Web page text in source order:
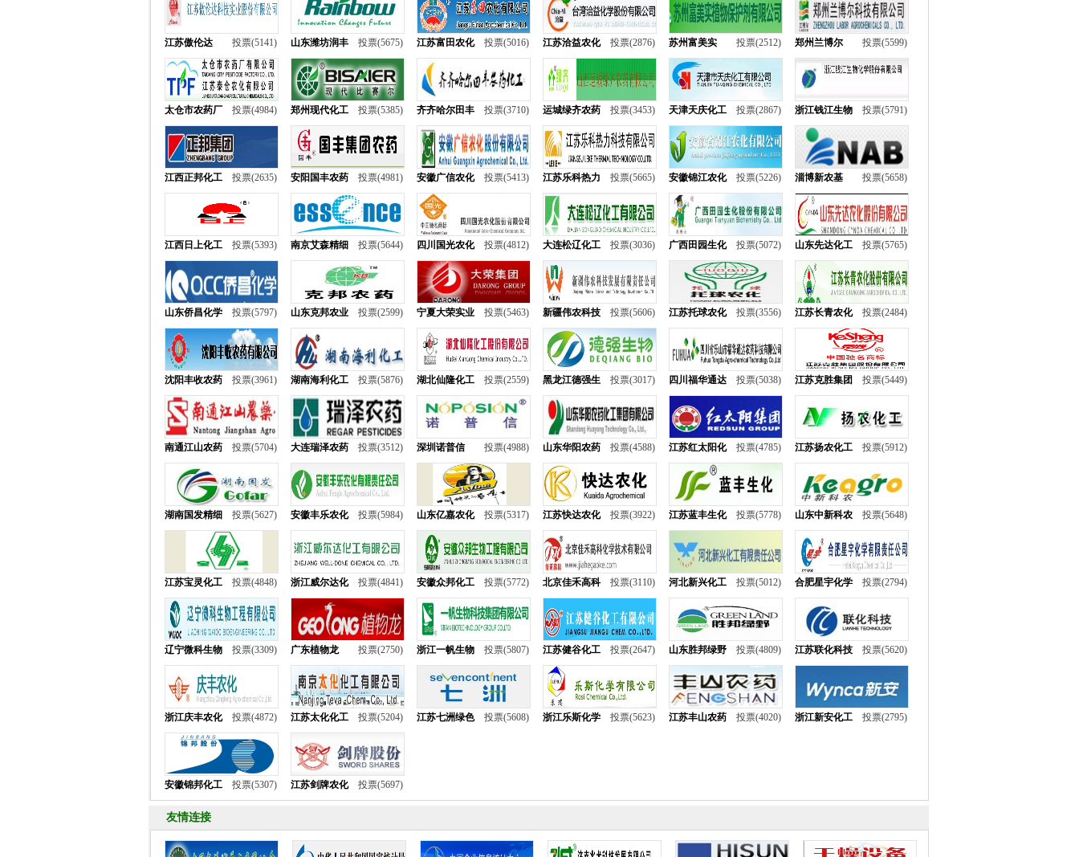
江苏傲伦达 投票(5141) 山东潍坊润丰 投票(5675) 江苏富田农化 投票(5016) 江苏洽益农化 投票(2876) 苏州富美实 投票(2512) 郑州兰博尔 投票(5599)
太仓市农药厂 投票(4984) 郑州现代化工 投票(5385) 齐齐哈尔田丰 投票(3710) 运城绿齐农药 投票(3453) 天津天庆化工 投票(2867) 浙江钱江生物 投票(5791)
江西正邦化工 投票(2635) 安阳国丰农药 投票(4981) 安徽广信农化 投票(5413) 江苏乐科热力 投票(5665) 安徽锦江农化 投票(5226) 淄博新农基 投票(5658)
江西日上化工 投票(5393) 南京艾森精细 投票(5644) 四川国光农化 投票(4812) 大连松辽化工 投票(3036) 广西田园生化 投票(5072) 山东先达化工 投票(5765)
山东侨昌化学 投票(5797) 山东克邦农业 投票(2599) 宁夏大荣实业 投票(5463) 新疆伟农科技 投票(5606) 江苏托球农化 投票(3556) 江苏长青农化 投票(2484)
沈阳丰收农药 投票(3961) 湖南海利化工 投票(5876) 湖北仙隆化工 投票(2559) 黑龙江德强生 投票(3017) 四川福华通达 投票(5038) 江苏克胜集团 投票(5449)
南通江山农药 投票(5704) 大连瑞泽农药 投票(3512) 深圳诺普信 投票(4988) 山东华阳农药 投票(4588) 江苏红太阳化 投票(4785) 江苏扬农化工 投票(5912)
湖南国发精细 投票(5627) 安徽丰乐农化 投票(5984) 山东亿嘉农化 投票(5317) 江苏快达农化 投票(3922) 江苏蓝丰生化 投票(5778) 山东中新科农 投票(5648)
江苏宝灵化工 投票(4848) 浙江威尔达化 投票(4841) 安徽众邦化工 投票(5772) 北京佳禾高科 投票(3110) 河北新兴化工 投票(5012) 合肥星宇化学 投票(2794)
辽宁微科生物 投票(3309) 广东植物龙 投票(2750) 浙江一帆生物 投票(5807) 江苏健谷化工 投票(2647) 山东胜邦绿野 投票(4809) 江苏联化科技 投票(5620)
浙江庆丰农化 投票(4872) 江苏太化化工 投票(5204) 江苏七洲绿色 投票(5608) 浙江乐斯化学 投票(5623) 江苏丰山农药 投票(4020) 浙江新安化工 投票(2795)
安徽锦邦化工 投票(5307) 江苏剑牌农化 投票(5697)
友情连接